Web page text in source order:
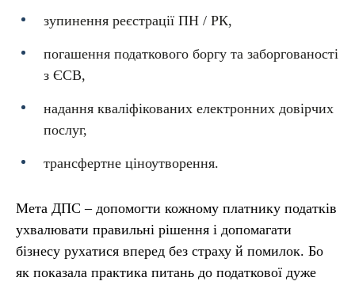
зупинення реєстрації ПН / РК,
погашення податкового боргу та заборгованості
з ЄСВ,
надання кваліфікованих електронних довірчих
послуг,
трансфертне ціноутворення.
Мета ДПС – допомогти кожному платнику податків
ухвалювати правильні рішення і допомагати
бізнесу рухатися вперед без страху й помилок. Бо
як показала практика питань до податкової дуже